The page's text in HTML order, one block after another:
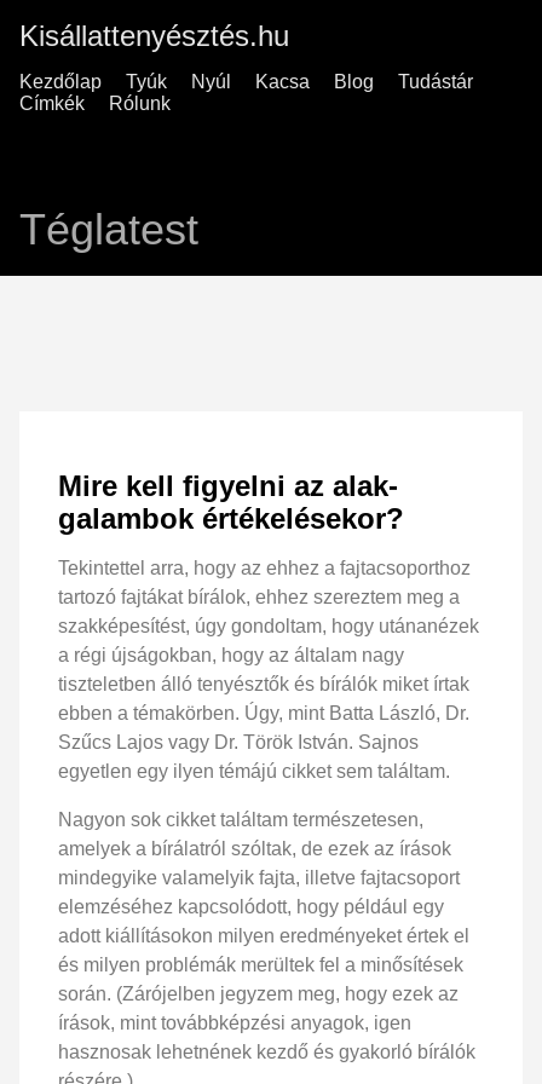
Kisállattenyésztés.hu
Kezdőlap Tyúk Nyúl Kacsa Blog
Tudástár
Címkék
Rólunk
Téglatest
Mire kell figyelni az alak-
galambok értékelésekor?
Tekintettel arra, hogy az ehhez a fajtacsoporthoz
tartozó fajtákat bírálok, ehhez szereztem meg a
szakképesítést, úgy gondoltam, hogy utánanézek
a régi újságokban, hogy az általam nagy
tiszteletben álló tenyésztők és bírálók miket írtak
ebben a témakörben. Úgy, mint Batta László, Dr.
Szűcs Lajos vagy Dr. Török István. Sajnos
egyetlen egy ilyen témájú cikket sem találtam.
Nagyon sok cikket találtam természetesen,
amelyek a bírálatról szóltak, de ezek az írások
mindegyike valamelyik fajta, illetve fajtacsoport
elemzéséhez kapcsolódott, hogy például egy
adott kiállításokon milyen eredményeket értek el
és milyen problémák merültek fel a minősítések
során. (Zárójelben jegyzem meg, hogy ezek az
írások, mint továbbképzési anyagok, igen
hasznosak lehetnének kezdő és gyakorló bírálók